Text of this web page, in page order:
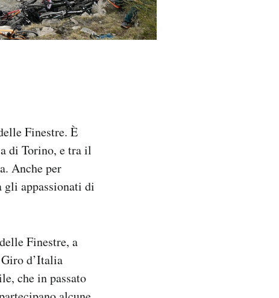
Finestre. È
di Torino, e tra il
Anche per
gli appassionati di
Finestre, a
d’Italia
che in passato